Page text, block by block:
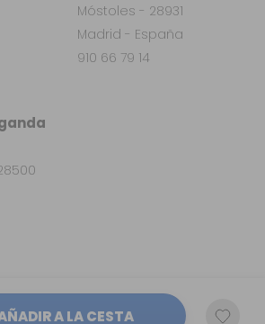
A LA CESTA
Móstoles - 28931
Madrid - España
910 66 79 14